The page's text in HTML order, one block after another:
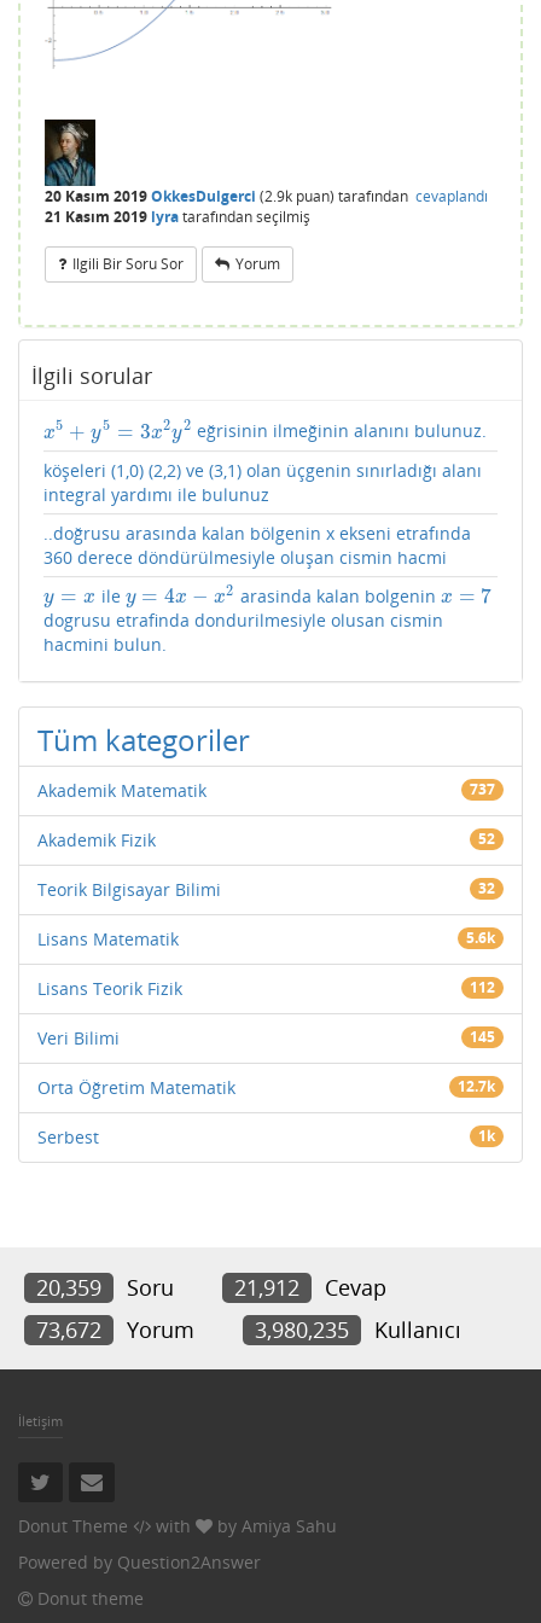
20 Kasım 2019OkkesDulgerci (2.9k puan) tarafından cevaplandı
21 Kasım 2019 lyratarafındanseçilmiş
Ilgili Bir Soru Sor Yorum
İlgili sorular
x5 + y5 = 3x2y2
x5+y5 =3x 2y 2
eğrisinin ilmeğinin alanını bulunuz.
köşeleri (1,0) (2,2) ve (3,1) olan üçgenin sınırladığı alanı
integral yardımı ile bulunuz
..doğrusu arasında kalan bölgenin x ekseni etrafında
360 derece döndürülmesiyle oluşan cismin hacmi
y = x
y= x ile y = 4x − x2
y=4x −x2 arasinda kalan bolgenin x = 7
x= 7
dogrusu etrafinda dondurilmesiyle olusan cismin
hacmini bulun.
Tüm kategoriler
Akademik Matematik 737
Akademik Fizik 52
Teorik Bilgisayar Bilimi 32
Lisans Matematik 5.6k
Lisans Teorik Fizik 112
Veri Bilimi 145
Orta Öğretim Matematik 12.7k
Serbest 1k
20,359 Soru 21,912
Cevap
73,672
Yorum 3,980,235 Kullanıcı
İletişim
Donut Theme with by Amiya Sahu
Powered by Question2Answer
Donut theme